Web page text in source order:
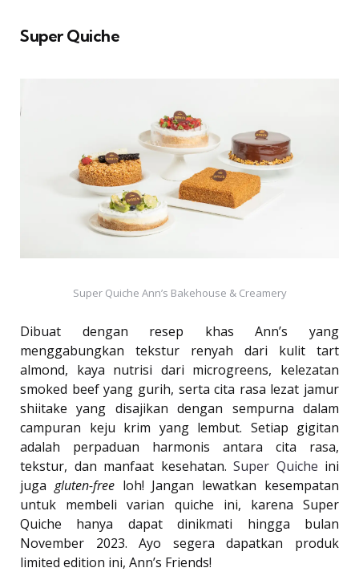
Super Quiche
Super Quiche Ann’s Bakehouse & Creamery
Dibuat dengan resep khas Ann’s yang
menggabungkan tekstur renyah dari kulit tart
almond, kaya nutrisi dari microgreens, kelezatan
smoked beef yang gurih, serta cita rasa lezat jamur
shiitake yang disajikan dengan sempurna dalam
campuran keju krim yang lembut. Setiap gigitan
adalah perpaduan harmonis antara cita rasa,
tekstur, dan manfaat kesehatan. Super Quiche ini
juga gluten-freeloh! Jangan lewatkan kesempatan
untuk membeli varian quiche ini, karena Super
Quiche hanya dapat dinikmati hingga bulan
November 2023. Ayo segera dapatkan produk
limited edition ini, Ann’s Friends!